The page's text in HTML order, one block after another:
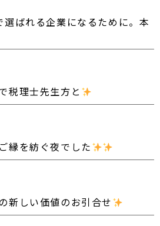
選ばれる企業になるために。本
税理士先生方と
縁を紡ぐ夜でした
新しい価値のお引合せ